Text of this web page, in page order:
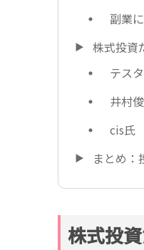
副業
株式投資
テス
井村
cis氏
まとめ：
株式投